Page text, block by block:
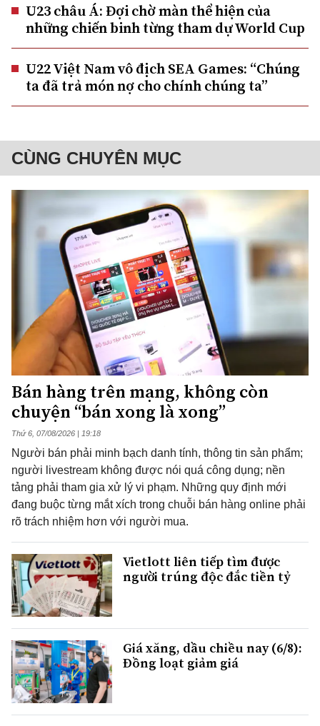
U23 châu Á: Đợi chờ màn thể hiện của
những chiến binh từng tham dự World Cup
U22 Việt Nam vô địch SEA Games: “Chúng
ta đã trả món nợ cho chính chúng ta”
CÙNG CHUYÊN MỤC
Bán hàng trên mạng, không còn
chuyện “bán xong là xong”
Thứ 6, 07/08/2026 | 19:18
Người bán phải minh bạch danh tính, thông tin sản phẩm;
người livestream không được nói quá công dụng; nền
tảng phải tham gia xử lý vi phạm. Những quy định mới
đang buộc từng mắt xích trong chuỗi bán hàng online phải
rõ trách nhiệm hơn với người mua.
Vietlott liên tiếp tìm được
người trúng độc đắc tiền tỷ
Giá xăng, dầu chiều nay (6/8):
Đồng loạt giảm giá